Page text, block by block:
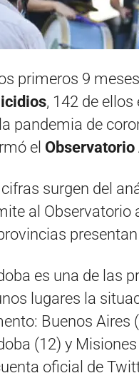
primeros 9
, 142 de
pandemia de
el Observatorio
surgen del
al Observatorio
es una de las
lugares la
Buenos Aires
(12) y
oficial de